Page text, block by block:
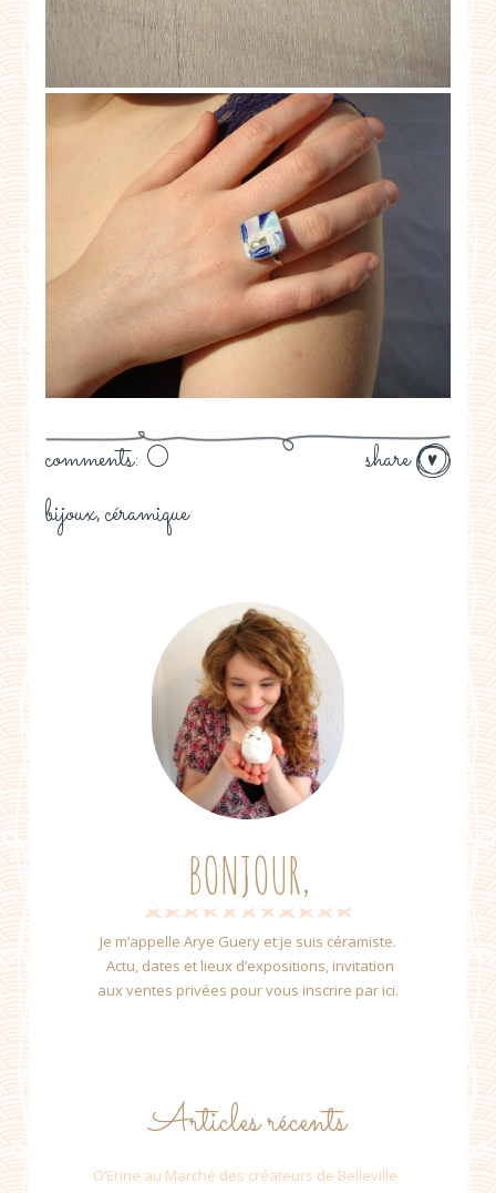
share
comments: 0
bijoux, céramique
BONJOUR,
Je m’appelle Arye Guery et je suis céramiste.
Actu, dates et lieux d’expositions, invitation
aux ventes privées pour vous inscrire par ici.
Articles récents
O’Erine au Marché des créateurs de Belleville